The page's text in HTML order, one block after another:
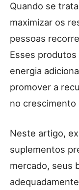
Quando se
maximizar os
pessoas
Esses
energia
promover a
no crescimento
Neste artigo,
suplementos
mercado, seus